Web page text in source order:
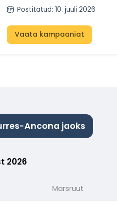
Postitatud: 10. juuli 2026
Vaata kampaaniat
Ancona jaoks
2026
Marsruut